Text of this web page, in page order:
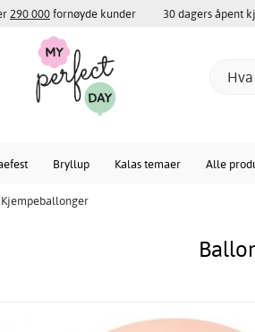
290 000fornøyde kunder 30 dagers åpent
Bryllup Kalas temaer Alle
Kjempeballonger